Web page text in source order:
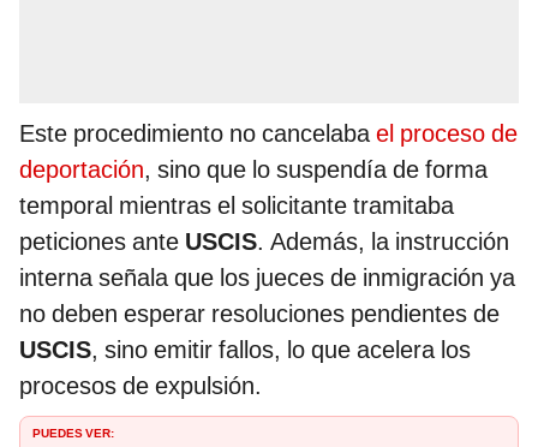
Este procedimiento no cancelabael proceso de
deportación, sino que lo suspendía de forma
temporal mientras el solicitante tramitaba
peticiones ante USCIS. Además, la instrucción
interna señala que los jueces de inmigración ya
no deben esperar resoluciones pendientes de
USCIS, sino emitir fallos, lo que acelera los
procesos de expulsión.
PUEDES VER: